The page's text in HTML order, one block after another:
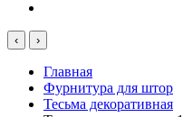
‹ ›
Главная
Фурнитура для штор
Тесьма декоративная